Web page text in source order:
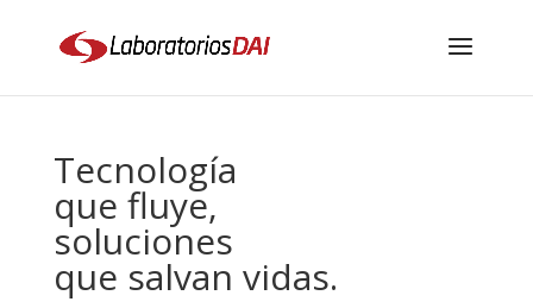
Tecnología
que fluye,
soluciones
que salvan vidas.